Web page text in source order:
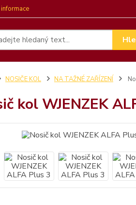
NOSIČE KOL NA TAŽNÉ ZAŘÍZENÍ
kol WJENZEK